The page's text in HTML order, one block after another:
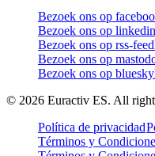
Bezoek ons op
Bezoek ons op linkedin
Bezoek ons op rss-feed
Bezoek ons op
Bezoek ons op bluesky
© 2026 Euractiv ES. All
Política de privacidad
Términos y